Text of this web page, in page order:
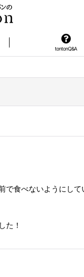
tontonQ&A
食べないようにし
た！